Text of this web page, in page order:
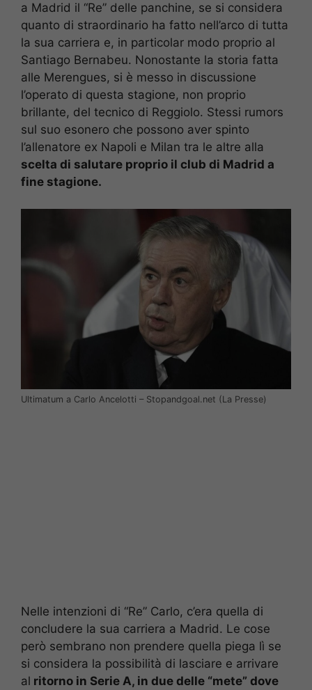
a Madrid il “Re” delle panchine, se si considera
quanto di straordinario ha fatto nell’arco di tutta
la sua carriera e, in particolar modo proprio al
Santiago Bernabeu. Nonostante la storia fatta
alle Merengues, si è messo in discussione
l’operato di questa stagione, non proprio
brillante, del tecnico di Reggiolo. Stessi rumors
sul suo esonero che possono aver spinto
l’allenatore ex Napoli e Milan tra le altre alla
scelta di salutare proprio il club di Madrid a
fine stagione.
Ultimatum a Carlo Ancelotti – Stopandgoal.net (La Presse)
Nelle intenzioni di “Re” Carlo, c’era quella di
concludere la sua carriera a Madrid. Le cose
però sembrano non prendere quella piega lì se
si considera la possibilità di lasciare e arrivare
al ritorno in Serie A, in due delle “mete” dove